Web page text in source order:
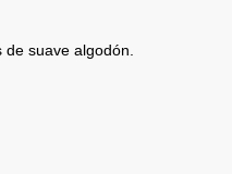
suave algodón.